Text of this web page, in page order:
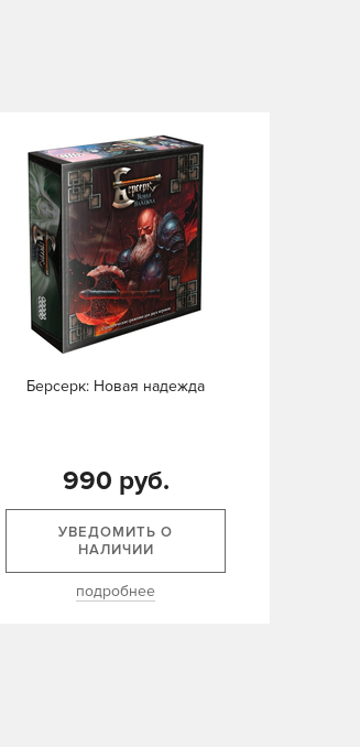
Берсерк: Новая надежда
990 руб.
УВЕДОМИТЬ О
НАЛИЧИИ
подробнее